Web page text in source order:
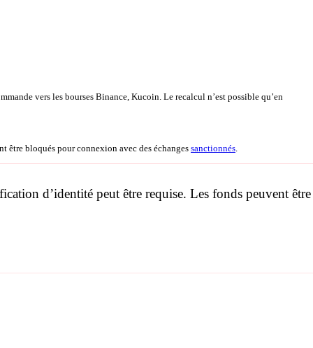
vers les bourses Binance, Kucoin. Le recalcul n’est possible qu’en
être bloqués pour connexion avec des échanges sanctionnés
d’identité peut être requise. Les fonds peuvent être